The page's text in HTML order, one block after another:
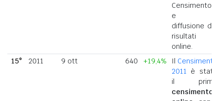
Censimento
e la
diffusione dei
risultati
online.
15°
2011 9 ott 640 +19,4% Il Censimento
2011 è stato
il primo
censimento